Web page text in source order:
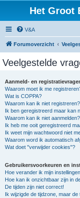
Het Groot
V&A
Forumoverzicht
Veelgestelde
Aanmeld- en
Waarom moet ik me
Wat is COPPA?
Waarom kan ik niet registreren?
Ik ben geregistreerd maar kan
Waarom kan ik niet aanmelden?
Ik heb me ooit geregistreerd
Ik weet mijn wachtwoord niet
Waarom word ik automatisch
Wat doet "verwijder cookies"?
Gebruikersvoorkeuren en
Hoe verander ik mijn
Hoe kan ik onzichtbaar zijn in
De tijden zijn niet correct!
Ik wijzigde de tijdzone, maar